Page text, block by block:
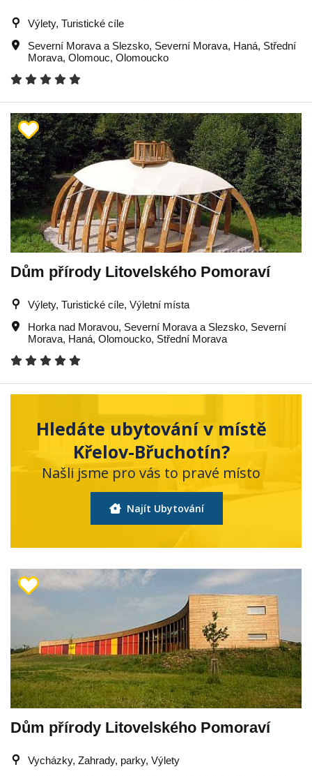
Výlety, Turistické cíle
Severní Morava a Slezsko, Severní Morava, Haná, Střední
Morava, Olomouc, Olomoucko
Dům přírody Litovelského Pomoraví
Výlety, Turistické cíle, Výletní místa
Horka nad Moravou, Severní Morava a Slezsko, Severní
Morava, Haná, Olomoucko, Střední Morava
Hledáte ubytování v místě
Křelov-Břuchotín?
Našli jsme pro vás to pravé místo
Najít Ubytování
Dům přírody Litovelského Pomoraví
Vycházky, Zahrady, parky, Výlety